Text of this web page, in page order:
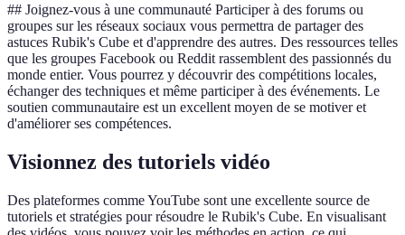
## Joignez-vous à une communauté Participer à des forums ou
groupes sur les réseaux sociaux vous permettra de partager des
astuces Rubik's Cube et d'apprendre des autres. Des ressources telles
que les groupes Facebook ou Reddit rassemblent des passionnés du
monde entier. Vous pourrez y découvrir des compétitions locales,
échanger des techniques et même participer à des événements. Le
soutien communautaire est un excellent moyen de se motiver et
d'améliorer ses compétences.
Visionnez des tutoriels vidéo
Des plateformes comme YouTube sont une excellente source de
tutoriels et stratégies pour résoudre le Rubik's Cube. En visualisant